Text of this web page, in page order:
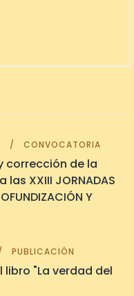
CONVOCATORIA
corrección de la
XXIII JORNADAS
Y
PUBLICACIÓN
libro "La verdad del